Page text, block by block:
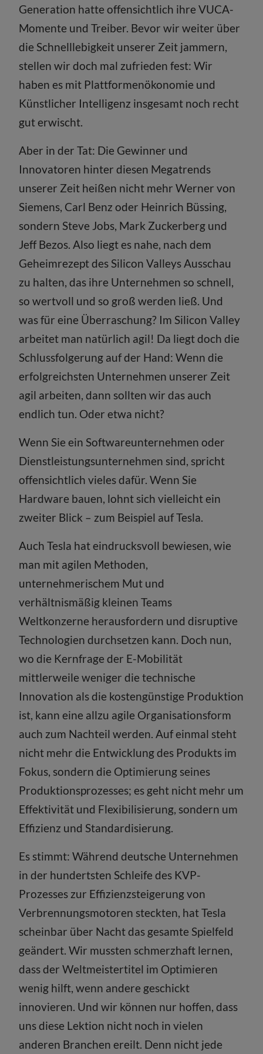
Generation hatte offensichtlich ihre VUCA-
Momente und Treiber. Bevor wir weiter über
die Schnelllebigkeit unserer Zeit jammern,
stellen wir doch mal zufrieden fest: Wir
haben es mit Plattformenökonomie und
Künstlicher Intelligenz insgesamt noch recht
gut erwischt.
Aber in der Tat: Die Gewinner und
Innovatoren hinter diesen Megatrends
unserer Zeit heißen nicht mehr Werner von
Siemens, Carl Benz oder Heinrich Büssing,
sondern Steve Jobs, Mark Zuckerberg und
Jeff Bezos. Also liegt es nahe, nach dem
Geheimrezept des Silicon Valleys Ausschau
zu halten, das ihre Unternehmen so schnell,
so wertvoll und so groß werden ließ. Und
was für eine Überraschung? Im Silicon Valley
arbeitet man natürlich agil! Da liegt doch die
Schlussfolgerung auf der Hand: Wenn die
erfolgreichsten Unternehmen unserer Zeit
agil arbeiten, dann sollten wir das auch
endlich tun. Oder etwa nicht?
Wenn Sie ein Softwareunternehmen oder
Dienstleistungsunternehmen sind, spricht
offensichtlich vieles dafür. Wenn Sie
Hardware bauen, lohnt sich vielleicht ein
zweiter Blick – zum Beispiel auf Tesla.
Auch Tesla hat eindrucksvoll bewiesen, wie
man mit agilen Methoden,
unternehmerischem Mut und
verhältnismäßig kleinen Teams
Weltkonzerne herausfordern und disruptive
Technologien durchsetzen kann. Doch nun,
wo die Kernfrage der E-Mobilität
mittlerweile weniger die technische
Innovation als die kostengünstige Produktion
ist, kann eine allzu agile Organisationsform
auch zum Nachteil werden. Auf einmal steht
nicht mehr die Entwicklung des Produkts im
Fokus, sondern die Optimierung seines
Produktionsprozesses; es geht nicht mehr um
Effektivität und Flexibilisierung, sondern um
Effizienz und Standardisierung.
Es stimmt: Während deutsche Unternehmen
in der hundertsten Schleife des KVP-
Prozesses zur Effizienzsteigerung von
Verbrennungsmotoren steckten, hat Tesla
scheinbar über Nacht das gesamte Spielfeld
geändert. Wir mussten schmerzhaft lernen,
dass der Weltmeistertitel im Optimieren
wenig hilft, wenn andere geschickt
innovieren. Und wir können nur hoffen, dass
uns diese Lektion nicht noch in vielen
anderen Branchen ereilt. Denn nicht jede